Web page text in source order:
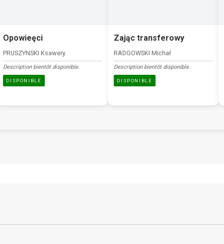
Opowieęci
PRUSZYNSKI Ksawery
Description bientôt disponible.
DISPONIBLE
Zając transferowy
RADGOWSKI Michał
Description bientôt disponible.
DISPONIBLE